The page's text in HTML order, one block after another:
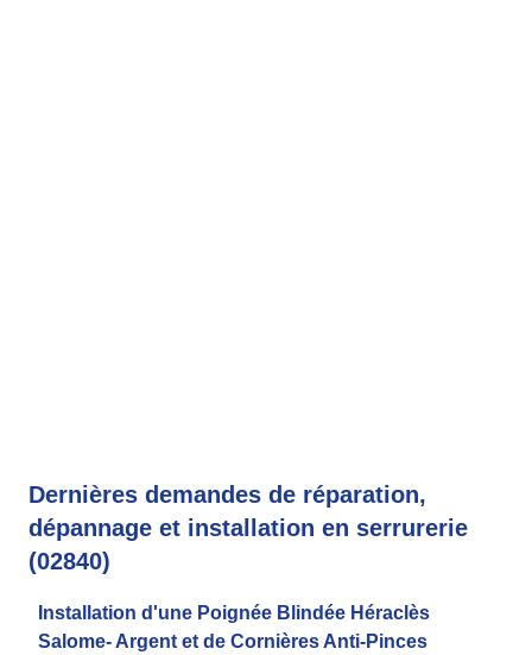
Dernières demandes de réparation,
dépannage et installation en serrurerie
(02840)
Installation d'une Poignée Blindée Héraclès
Salome- Argent et de Cornières Anti-Pinces